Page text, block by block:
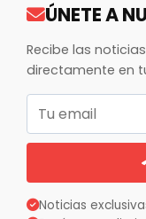
ÚNETE A
Recibe las
directamente en
Correo electrónico
Noticias